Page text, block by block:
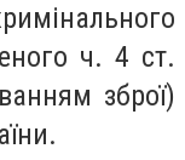
ч. 4 ст.
зброї)